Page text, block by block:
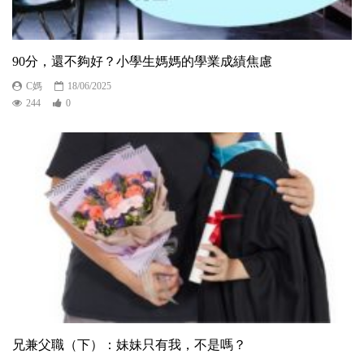
90分，還不夠好？小學生媽媽的學業成績焦慮
C媽
18/06/2025
244
0
兄兼父職（下）：妹妹只有我，不是嗎？